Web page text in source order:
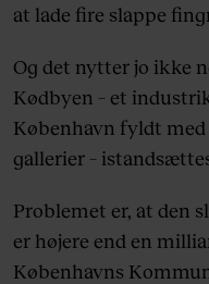
at lade fire slappe
Og det nytter jo ikke
Kødbyen – et
København fyldt
gallerier –
Problemet er, at den
er højere end en
Københavns